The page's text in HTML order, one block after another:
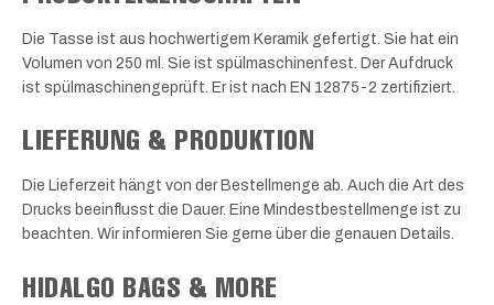
Die Tasse ist aus hochwertigem Keramik gefertigt. Sie hat ein
Volumen von 250 ml. Sie ist spülmaschinenfest. Der Aufdruck
ist spülmaschinengeprüft. Er ist nach EN 12875-2 zertifiziert.
LIEFERUNG & PRODUKTION
Die Lieferzeit hängt von der Bestellmenge ab. Auch die Art des
Drucks beeinflusst die Dauer. Eine Mindestbestellmenge ist zu
beachten. Wir informieren Sie gerne über die genauen Details.
HIDALGO BAGS & MORE